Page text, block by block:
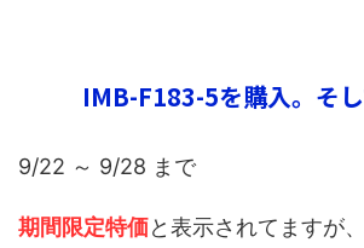
IMB-F183-5を購入。そし
9/22 ～ 9/28 まで
期間限定特価と表示されてますが、